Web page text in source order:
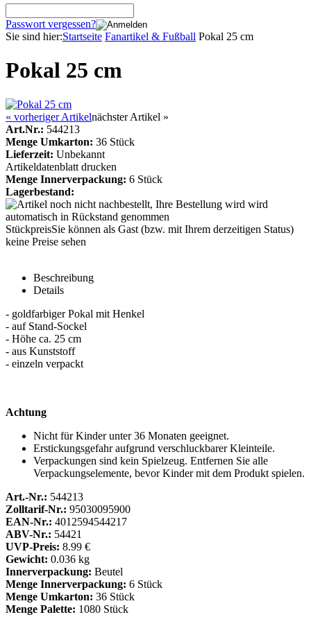
Passwort vergessen?
Sie sind hier:Startseite Fanartikel & Fußball Pokal 25 cm
Pokal 25 cm
« vorheriger Artikelnächster Artikel »
Art.Nr.: 544213
Menge Umkarton: 36 Stück
Lieferzeit: Unbekannt
Artikeldatenblatt drucken
Menge Innerverpackung: 6 Stück
Lagerbestand:
StückpreisSie können als Gast (bzw. mit Ihrem derzeitigen Status)
keine Preise sehen
Beschreibung
Details
- goldfarbiger Pokal mit Henkel
- auf Stand-Sockel
- Höhe ca. 25 cm
- aus Kunststoff
- einzeln verpackt
Achtung
Nicht für Kinder unter 36 Monaten geeignet.
Erstickungsgefahr aufgrund verschluckbarer Kleinteile.
Verpackungen sind kein Spielzeug. Entfernen Sie alle
Verpackungselemente, bevor Kinder mit dem Produkt spielen.
Art.-Nr.: 544213
Zolltarif-Nr.: 95030095900
EAN-Nr.: 4012594544217
ABV-Nr.: 54421
UVP-Preis: 8.99 €
Gewicht: 0.036 kg
Innerverpackung: Beutel
Menge Innerverpackung: 6 Stück
Menge Umkarton: 36 Stück
Menge Palette: 1080 Stück